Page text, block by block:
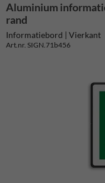
Aluminium
rand
Informatiebord | Vierkant
Art.nr. SIGN.71b456